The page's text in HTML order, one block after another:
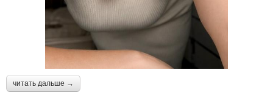
читать дальше →